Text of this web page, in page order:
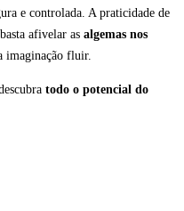
e controlada. A praticidade de
afivelar as algemas nos
imaginação fluir.
todo o potencial do